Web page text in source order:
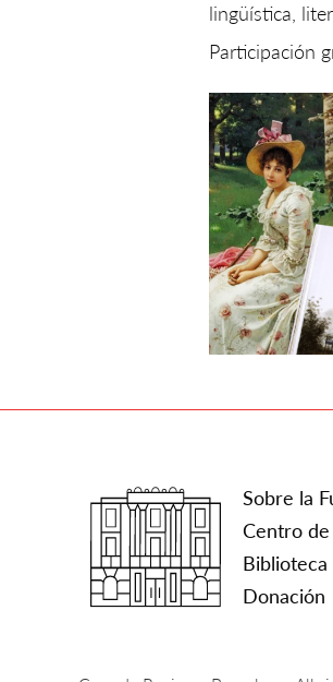
lingüística,
Participación
Sobre la
Centro
Biblioteca
Donación